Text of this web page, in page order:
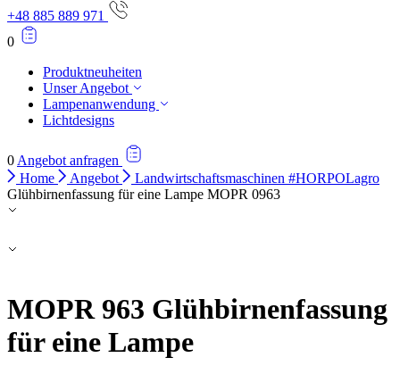
+48 885 889 971
0
Produktneuheiten
Unser Angebot
Lampenanwendung
Lichtdesigns
0 Angebot anfragen
Home
Angebot
Landwirtschaftsmaschinen #HORPOLagro
Glühbirnenfassung für eine Lampe MOPR 0963
MOPR 963 Glühbirnenfassung
für eine Lampe